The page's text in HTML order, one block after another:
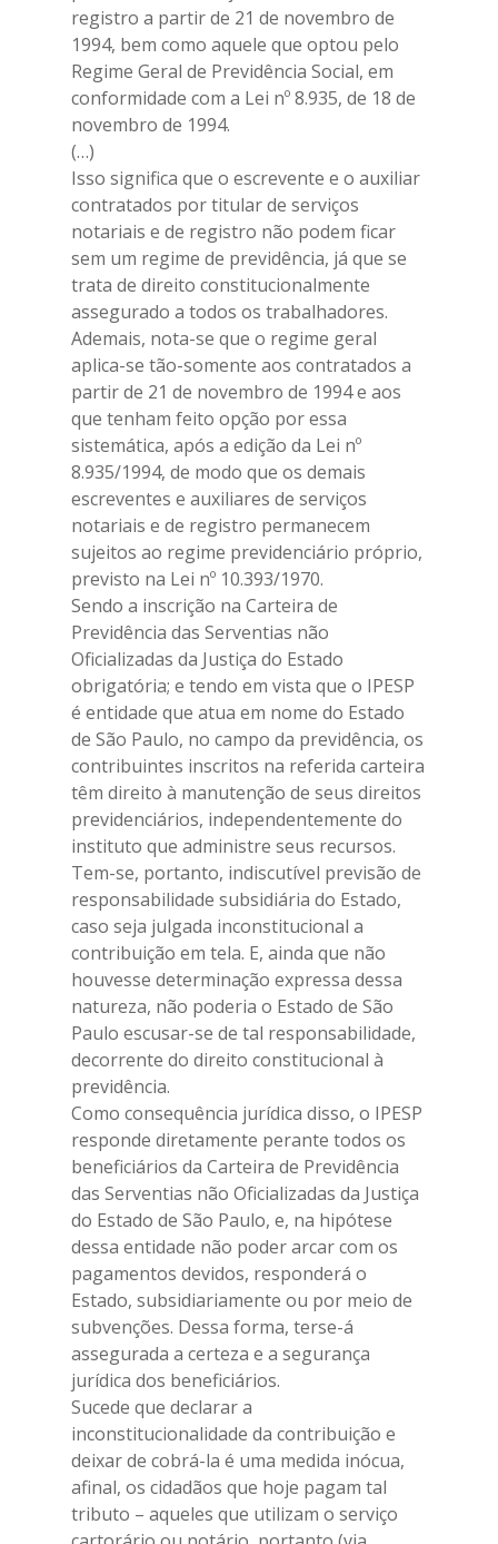
registro a partir de 21 de novembro de
1994, bem como aquele que optou pelo
Regime Geral de Previdência Social, em
conformidade com a Lei nº 8.935, de 18 de
novembro de 1994.
(…)
Isso significa que o escrevente e o auxiliar
contratados por titular de serviços
notariais e de registro não podem ficar
sem um regime de previdência, já que se
trata de direito constitucionalmente
assegurado a todos os trabalhadores.
Ademais, nota-se que o regime geral
aplica-se tão-somente aos contratados a
partir de 21 de novembro de 1994 e aos
que tenham feito opção por essa
sistemática, após a edição da Lei nº
8.935/1994, de modo que os demais
escreventes e auxiliares de serviços
notariais e de registro permanecem
sujeitos ao regime previdenciário próprio,
previsto na Lei nº 10.393/1970.
Sendo a inscrição na Carteira de
Previdência das Serventias não
Oficializadas da Justiça do Estado
obrigatória; e tendo em vista que o IPESP
é entidade que atua em nome do Estado
de São Paulo, no campo da previdência, os
contribuintes inscritos na referida carteira
têm direito à manutenção de seus direitos
previdenciários, independentemente do
instituto que administre seus recursos.
Tem-se, portanto, indiscutível previsão de
responsabilidade subsidiária do Estado,
caso seja julgada inconstitucional a
contribuição em tela. E, ainda que não
houvesse determinação expressa dessa
natureza, não poderia o Estado de São
Paulo escusar-se de tal responsabilidade,
decorrente do direito constitucional à
previdência.
Como consequência jurídica disso, o IPESP
responde diretamente perante todos os
beneficiários da Carteira de Previdência
das Serventias não Oficializadas da Justiça
do Estado de São Paulo, e, na hipótese
dessa entidade não poder arcar com os
pagamentos devidos, responderá o
Estado, subsidiariamente ou por meio de
subvenções. Dessa forma, terse-á
assegurada a certeza e a segurança
jurídica dos beneficiários.
Sucede que declarar a
inconstitucionalidade da contribuição e
deixar de cobrá-la é uma medida inócua,
afinal, os cidadãos que hoje pagam tal
tributo – aqueles que utilizam o serviço